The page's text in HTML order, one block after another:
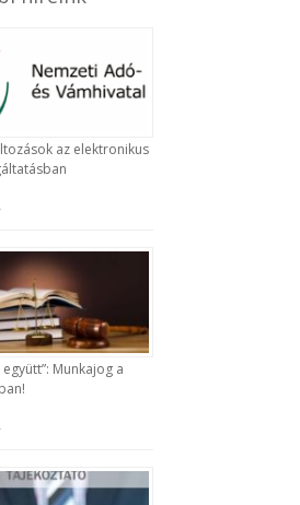
az elektronikus
Munkajog a